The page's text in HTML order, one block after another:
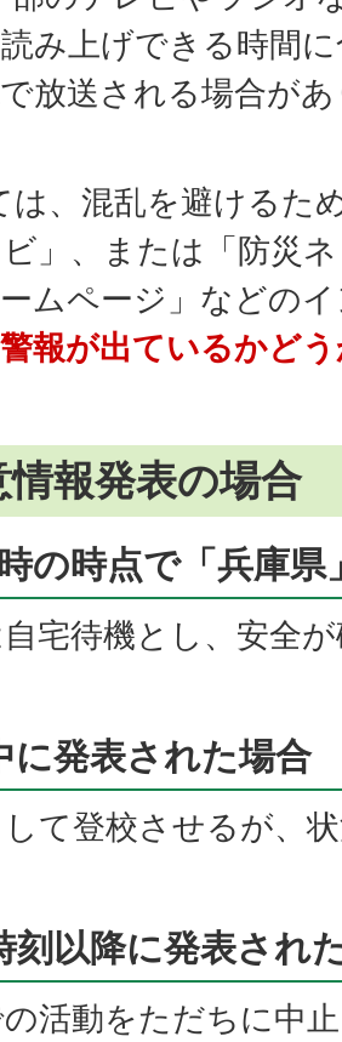
み上げできる時間
放送される場合が
は、混乱を避けるた
ビ」、または「防災
ームページ」などの
報が出ているかど
報発表の場合
の時点で「兵庫県
宅待機とし、安全
発表された場合
て登校させるが、
以降に発表され
活動をただちに中